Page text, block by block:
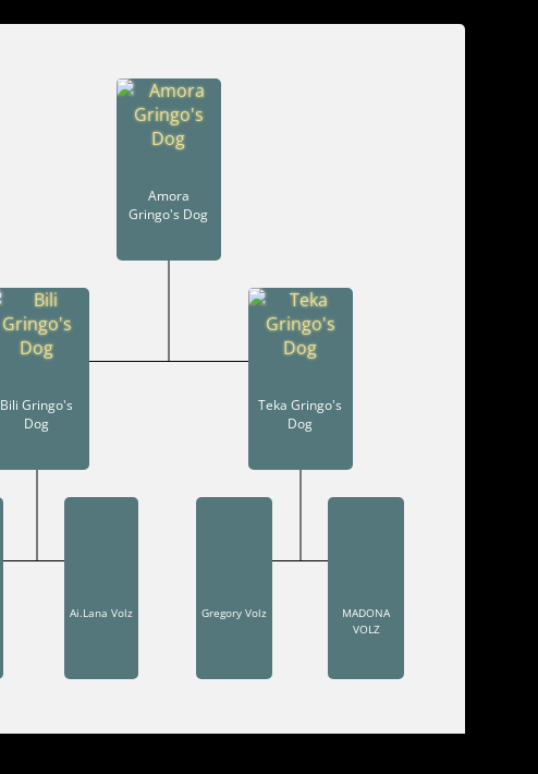
Amora
Gringo's Dog
Bili Gringo's
Dog
Teka Gringo's
Dog
Ai.Lana Volz Gregory Volz
MADONA
VOLZ